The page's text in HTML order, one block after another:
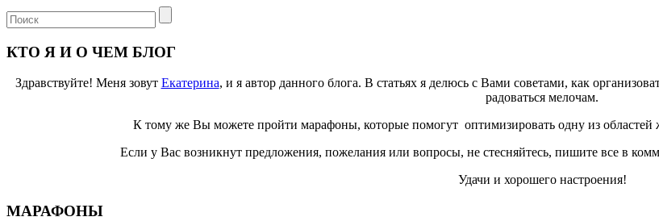
КТО Я И О ЧЕМ БЛОГ
Здравствуйте! Меня зовут Екатерина, и я автор данного блога. В статьях я делюсь с Вами советами, как
радоваться мелочам.
К тому же Вы можете пройти марафоны, которые помогут оптимизировать одну из
Если у Вас возникнут предложения, пожелания или вопросы, не стесняйтесь, пишите все в
Удачи и хорошего настроения!
МАРАФОНЫ